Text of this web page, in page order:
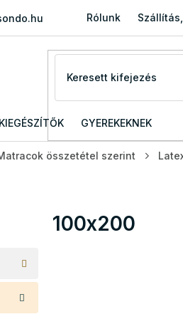
Rólunk
GYEREKEKNEK
összetétel szerint
100x200